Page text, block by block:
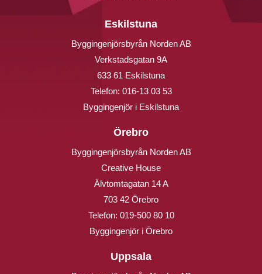
Eskilstuna
Byggingenjörsbyrån Norden AB
Verkstadsgatan 9A
633 61 Eskilstuna
Telefon: 016-13 03 53
Byggingenjör i Eskilstuna
Örebro
Byggingenjörsbyrån Norden AB
Creative House
Älvtomtagatan 14 A
703 42 Örebro
Telefon: 019-500 80 10
Byggingenjör i Örebro
Uppsala